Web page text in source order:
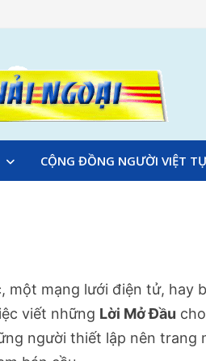
CỘNG ĐỒNG NGƯỜI VIỆT
mạng lưới điện tử, hay
viết những Lời Mở Đầu cho
người thiết lập nên trang